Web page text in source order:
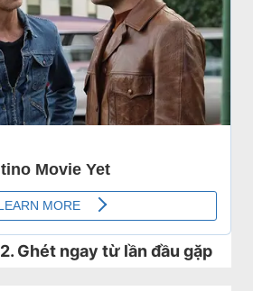
2. Ghét ngay từ lần đầu gặp